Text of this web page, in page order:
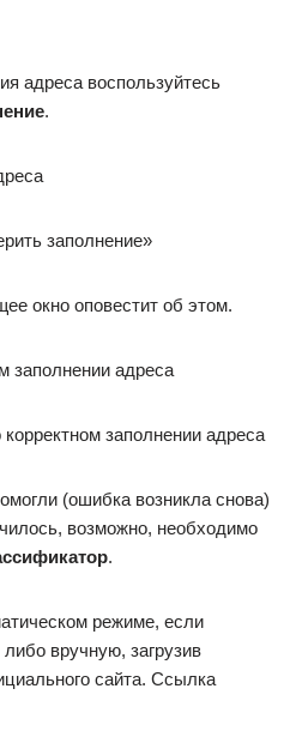
адреса воспользуйтесь
.
заполнение»
окно оповестит об этом.
заполнении адреса
(ошибка возникла снова)
возможно, необходимо
.
режиме, если
вручную, загрузив
сайта. Ссылка